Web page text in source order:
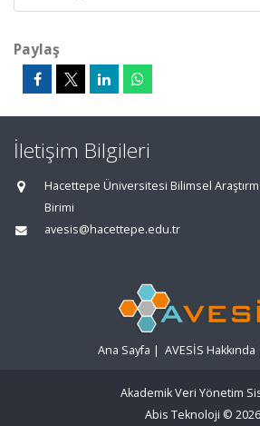
Paylaş
İletişim Bilgileri
Hacettepe Üniversitesi Bilimsel
Birimi
avesis@hacettepe.edu.tr
Ana Sayfa | AVESİS Hakkında
Akademik Veri Yönetim
Abis Teknoloji © 2026